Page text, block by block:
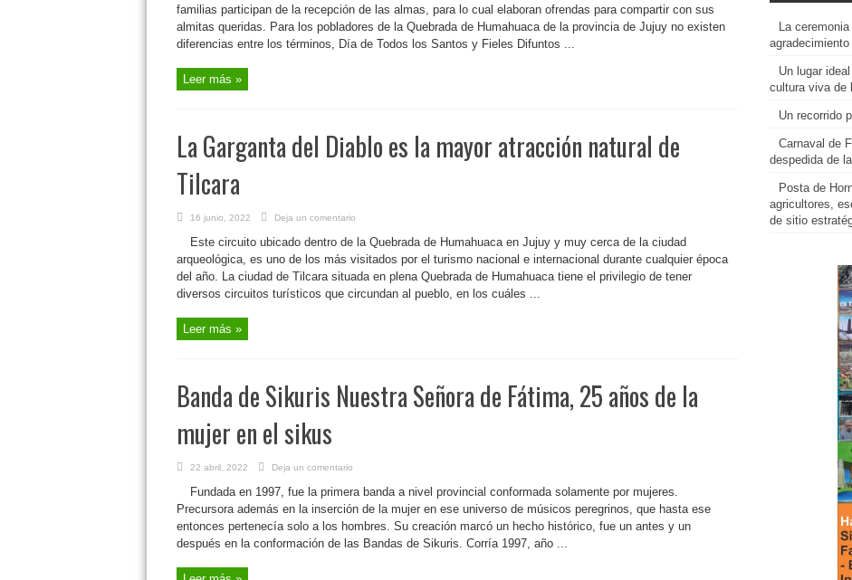
familias participan de la recepción de las almas, para lo cual elaboran ofrendas para compartir con sus
almitas queridas. Para los pobladores de la Quebrada de Humahuaca de la provincia de Jujuy no existen
diferencias entre los términos, Día de Todos los Santos y Fieles Difuntos ...
Leer más »
La Garganta del Diablo es la mayor atracción natural de
Tilcara
16 junio, 2022 Deja un comentario
Este circuito ubicado dentro de la Quebrada de Humahuaca en Jujuy y muy cerca de la ciudad
arqueológica, es uno de los más visitados por el turismo nacional e internacional durante cualquier época
del año. La ciudad de Tilcara situada en plena Quebrada de Humahuaca tiene el privilegio de tener
diversos circuitos turísticos que circundan al pueblo, en los cuáles ...
Leer más »
Banda de Sikuris Nuestra Señora de Fátima, 25 años de la
mujer en el sikus
22 abril, 2022 Deja un comentario
Fundada en 1997, fue la primera banda a nivel provincial conformada solamente por mujeres.
Precursora además en la inserción de la mujer en ese universo de músicos peregrinos, que hasta ese
entonces pertenecía solo a los hombres. Su creación marcó un hecho histórico, fue un antes y un
después en la conformación de las Bandas de Sikuris. Corría 1997, año ...
La
Un lugar
cultura viva de
Un recorrido
Carnaval de
despedida de
Posta de
agricultores,
de sitio